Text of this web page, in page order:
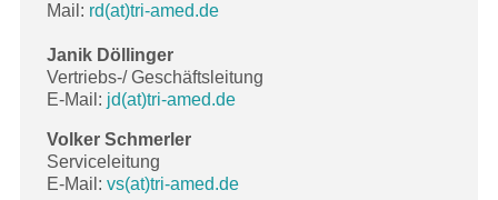
Mail: rd(at)tri-amed.de
Janik Döllinger
Vertriebs-/ Geschäftsleitung
E-Mail: jd(at)tri-amed.de
Volker Schmerler
Serviceleitung
E-Mail:vs(at)tri-amed.de